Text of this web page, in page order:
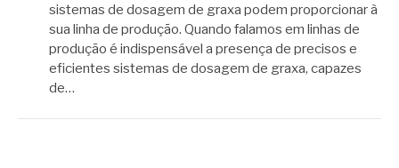
sistemas de dosagem de graxa podem proporcionar à
sua linha de produção. Quando falamos em linhas de
produção é indispensável a presença de precisos e
eficientes sistemas de dosagem de graxa, capazes
de…